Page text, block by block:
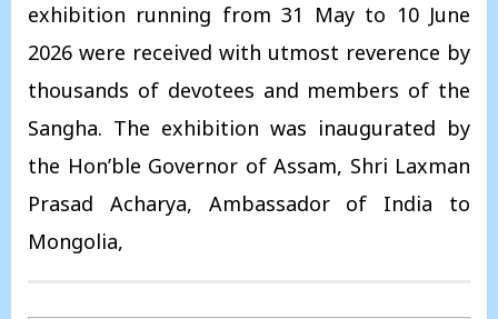
exhibition running from 31 May to 10 June
2026 were received with utmost reverence by
thousands of devotees and members of the
Sangha. The exhibition was inaugurated by
the Hon’ble Governor of Assam, Shri Laxman
Prasad Acharya, Ambassador of India to
Mongolia,